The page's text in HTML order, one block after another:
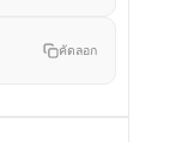
คัดลอก